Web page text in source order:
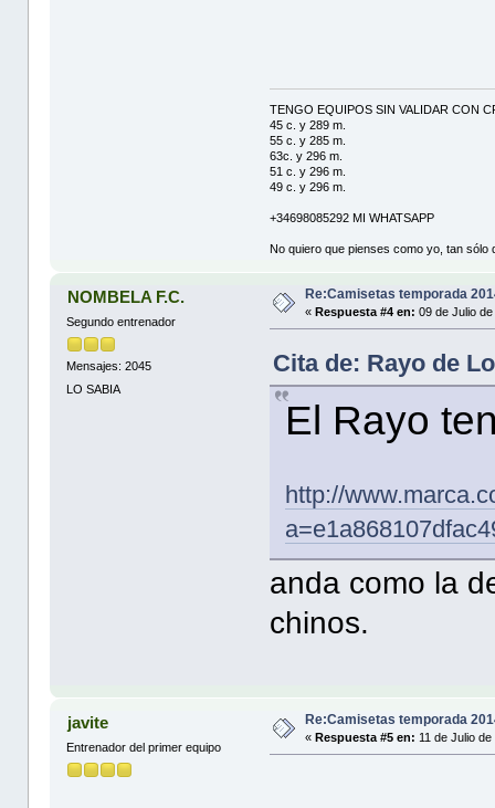
TENGO EQUIPOS SIN VALIDAR CON
45 c. y 289 m.
55 c. y 285 m.
63c. y 296 m.
51 c. y 296 m.
49 c. y 296 m.
+34698085292 MI WHATSAPP
No quiero que pienses como yo, tan sólo
NOMBELA F.C.
Segundo entrenador
Mensajes: 2045
LO SABIA
Re:Camisetas temporada
«Respuesta #4 en: 09 de Julio
Cita de: Rayo de
El Rayo
http://
anda como la
chinos.
javite
Entrenador del primer equipo
Re:Camisetas temporada
«Respuesta #5 en: 11 de Julio